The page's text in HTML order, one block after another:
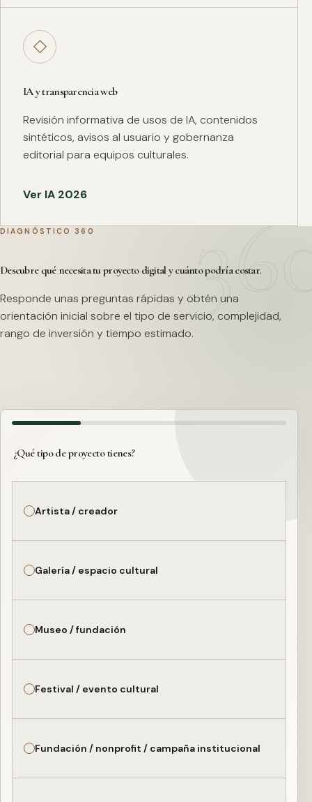
◇
IA y transparencia web
Revisión informativa de usos de IA, contenidos
sintéticos, avisos al usuario y gobernanza
editorial para equipos culturales.
Ver IA 2026
DIAGNÓSTICO 360
Descubre qué necesita tu proyecto digital y cuánto podría costar.
Responde unas preguntas rápidas y obtén una
orientación inicial sobre el tipo de servicio, complejidad,
rango de inversión y tiempo estimado.
¿Qué tipo de proyecto tienes?
Artista / creador
Galería / espacio cultural
Museo / fundación
Festival / evento cultural
Fundación / nonprofit / campaña institucional